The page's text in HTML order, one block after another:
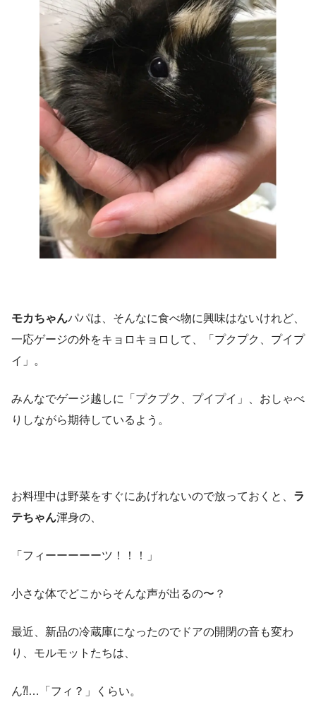
モカちゃんパパは、そんなに食べ物に興味はないけれど、
一応ゲージの外をキョロキョロして、「プクプク、プイプ
イ」。
みんなでゲージ越しに「プクプク、プイプイ」、おしゃべ
りしながら期待しているよう。
お料理中は野菜をすぐにあげれないので放っておくと、 ラ
テちゃん渾身の、
「フィーーーーーツ！！！」
小さな体でどこからそんな声が出るの〜？
最近、新品の冷蔵庫になったのでドアの開閉の音も変わ
り、モルモットたちは、
ん⁈…「フィ？」くらい。